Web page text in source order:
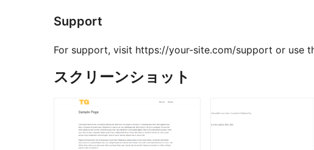
Support
For support, visit https://your-site.com/support or use
スクリーンショット